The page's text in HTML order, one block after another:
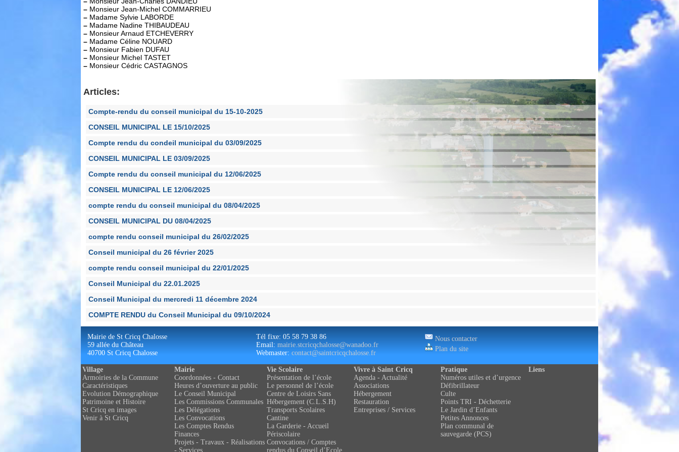
– Monsieur Jean-Michel COMMARRIEU
– Madame Sylvie LABORDE
– Madame Nadine THIBAUDEAU
– Monsieur Arnaud ETCHEVERRY
– Madame Céline NOUARD
– Monsieur Fabien DUFAU
– Monsieur Michel TASTET
– Monsieur Cédric CASTAGNOS
Articles:
Compte-rendu du conseil municipal du 15-10-2025
CONSEIL MUNICIPAL LE 15/10/2025
Compte rendu du condeil municipal du 03/09/2025
CONSEIL MUNICIPAL LE 03/09/2025
Compte rendu du conseil municipal du 12/06/2025
CONSEIL MUNICIPAL LE 12/06/2025
compte rendu du conseil municipal du 08/04/2025
CONSEIL MUNICIPAL DU 08/04/2025
compte rendu conseil municipal du 26/02/2025
Conseil municipal du 26 février 2025
compte rendu conseil municipal du 22/01/2025
Conseil Municipal du 22.01.2025
Conseil Municipal du mercredi 11 décembre 2024
COMPTE RENDU du Conseil Municipal du 09/10/2024
Mairie de St Cricq Chalosse
59 allée du Château
40700 St Cricq Chalosse
Tél fixe: 05 58 79 38 86
Email: mairie.stcricqchalosse@wanadoo.fr
Webmaster: contact@saintcricqchalosse.fr
Nous contacter
Plan du site
Village
Armoiries de la Commune
Caractéristiques
Evolution Démographique
Patrimoine et Histoire
St Cricq en images
Venir à St Cricq
Mairie
Coordonnées - Contact
Heures d’ouverture au public
Le Conseil Municipal
Les Commissions Communales
Les Délégations
Les Convocations
Les Comptes Rendus
Finances
Projets - Travaux - Réalisations
- Services
Vie Scolaire
Présentation de l’école
Le personnel de l’école
Centre de Loisirs Sans
Hébergement (C.L.S.H)
Transports Scolaires
Cantine
La Garderie - Accueil
Périscolaire
Convocations / Comptes
rendus du Conseil d’Ecole
Vivre à Saint Cricq
Agenda - Actualité
Associations
Hébergement
Restauration
Entreprises / Services
Pratique
Numéros utiles et d’urgence
Défibrillateur
Culte
Points TRI - Déchetterie
Le Jardin d’Enfants
Petites Annonces
Plan communal de
sauvegarde (PCS)
Liens